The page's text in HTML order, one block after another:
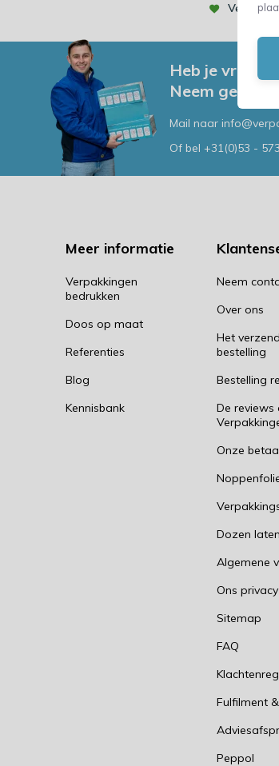
Heb je
Neem gerust
Mail naar
Of bel +31(0)53 -
Meer informatie
Verpakkingen
bedrukken
Doos op maat
Referenties
Blog
Kennisbank
Neem
Over ons
Het
bestelling
Bestelling
De reviews
Onze
Dozen
Algemene
Ons
Sitemap
FAQ
Fulfilment
Peppol